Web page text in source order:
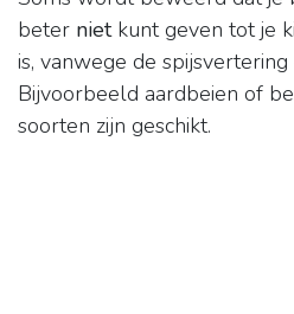
beter nietkunt geven tot je
is, vanwege de
Bijvoorbeeld aardbeien of
soorten zijn geschikt.